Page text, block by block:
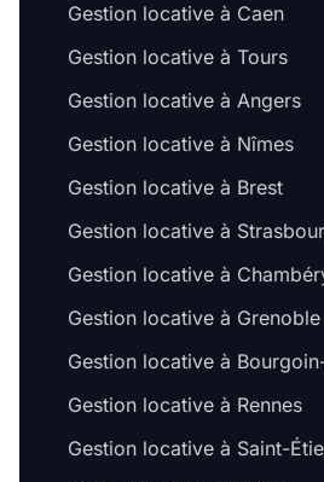
Gestion locative à Caen
Gestion locative à Tours
Gestion locative à Angers
Gestion locative à Nîmes
Gestion locative à Brest
Gestion locative à
Gestion locative à
Gestion locative à Grenoble
Gestion locative à
Gestion locative à Rennes
Gestion locative à Saint-